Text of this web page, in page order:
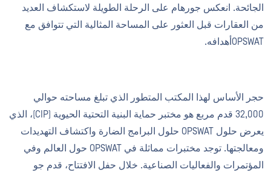
الجائحة. انعكس جورهام على الرحلة الطويلة لاستكشاف العديد
من العقارات قبل العثور على المساحة المثالية التي تتوافق مع
OPSWATأهدافه.
حجر الأساس لهذا المكتب المتطور الذي تبلغ مساحته حوالي
32,000 قدم مربع هو مختبر حماية البنية التحتية الحيوية (CIP)، الذي
يعرض حلول OPSWAT حلول البرامج الضارة واكتشاف التهديدات
ومعالجتها. توجد مختبرات مماثلة في OPSWAT حول العالم وفي
المؤتمرات والفعاليات الصناعية. خلال حفل الافتتاح، قدم جو